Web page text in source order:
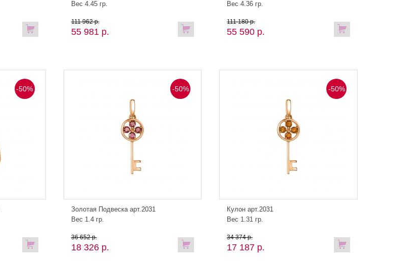
Вес 4.45 гр.
55 981 р.
111 962 р.
Вес 4.36 гр.
55 590 р.
111 180 р.
-50% -50%
Золотая Подвеска арт.2031
Вес 1.4 гр.
18 326 р.
36 652 р.
-50%
Кулон арт.2031
Вес 1.31 гр.
17 187 р.
34 374 р.